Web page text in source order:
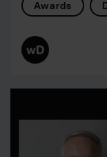
Awards